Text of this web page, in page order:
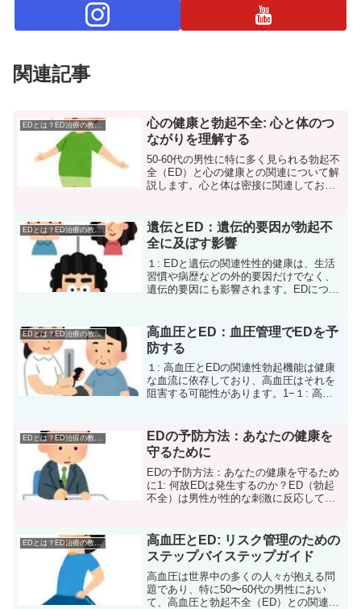
関連記事
EDとは？ED治療の教科書
心の健康と勃起不全: 心と体のつ
ながりを理解する
50-60代の男性に特に多く見られる勃起不
全（ED）と心の健康との関連について解
説します。心と体は密接に関連してお
健康とは何か1−１: 精神的ストレスと心
の健康ス...
EDとは？ED治療の教科書
遺伝とED：遺伝的要因が勃起不
全に及ぼす影響
１: EDと遺伝の関連性性的健康は、生活
習慣や病歴などの外的要因だけでなく、
遺伝的要因にも影響されます。EDについ
機能特定の遺伝子変異は、血管の健康や
神経機能...
EDとは？ED治療の教科書
高血圧とED：血圧管理でEDを予
防する
１: 高血圧とEDの関連性勃起機能は健康
な血流に依存しており、高血圧はそれを
阻害する可能性があります。1−１: 高血
流を阻害します。これにより、ペニスへ
の血流が...
EDとは？ED治療の教科書
EDの予防方法：あなたの健康を
守るために
EDの予防方法：あなたの健康を守るため
に1: 何故EDは発生するのか？ED（勃起
不全）は男性が性的な刺激に反応して十
まりますが、必ずしも年齢が原因とは限
りません。ライフ...
EDとは？ED治療の教科書
高血圧とED: リスク管理のための
ステップバイステップガイド
高血圧は世界中の多くの人々が抱える問
題であり、特に50〜60代の男性におい
て、高血圧と勃起不全（ED）との関連が